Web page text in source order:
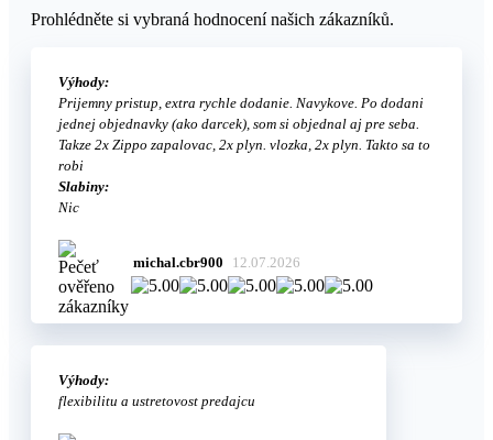
Prohlédněte si vybraná hodnocení našich zákazníků.
Výhody:
Prijemny pristup, extra rychle dodanie. Navykove. Po dodani
jednej objednavky (ako darcek), som si objednal aj pre seba.
Takze 2x Zippo zapalovac, 2x plyn. vlozka, 2x plyn. Takto sa to
robi
Slabiny:
Nic
michal.cbr900 12.07.2026
Výhody:
flexibilitu a ustretovost predajcu